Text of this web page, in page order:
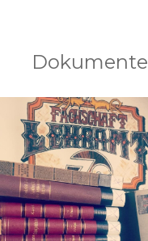
Dokumente